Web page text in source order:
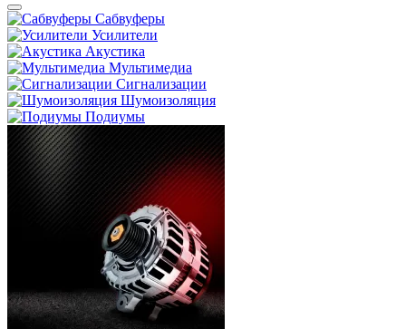
Сабвуферы
Усилители
Акустика
Мультимедиа
Сигнализации
Шумоизоляция
Подиумы